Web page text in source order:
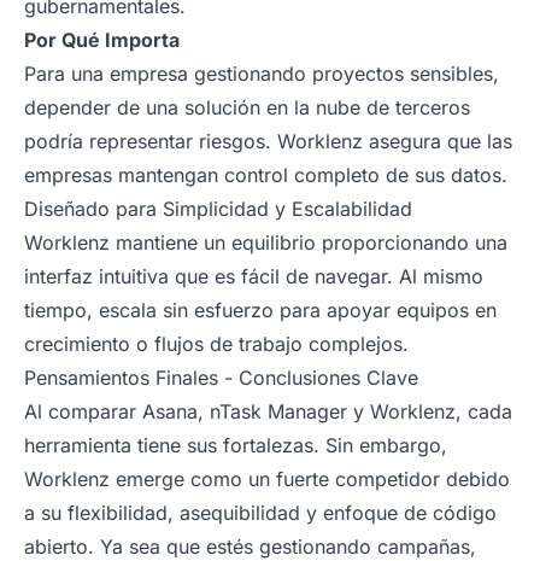
gubernamentales.
Por Qué Importa
Para una empresa gestionando proyectos sensibles,
depender de una solución en la nube de terceros
podría representar riesgos. Worklenz asegura que las
empresas mantengan control completo de sus datos.
Diseñado para Simplicidad y Escalabilidad
Worklenz mantiene un equilibrio proporcionando una
interfaz intuitiva que es fácil de navegar. Al mismo
tiempo, escala sin esfuerzo para apoyar equipos en
crecimiento o flujos de trabajo complejos.
Pensamientos Finales - Conclusiones Clave
Al comparar Asana, nTask Manager y Worklenz, cada
herramienta tiene sus fortalezas. Sin embargo,
Worklenz emerge como un fuerte competidor debido
a su flexibilidad, asequibilidad y enfoque de código
abierto. Ya sea que estés gestionando campañas,